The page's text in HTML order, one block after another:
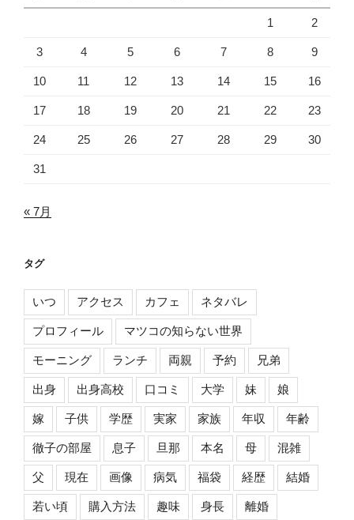
1 2
3 4 5 6 7 8 9
10 11 12 13 14 15 16
17 18 19 20 21 22 23
24 25 26 27 28 29 30
31
« 7月
タグ
いつ アクセス カフェ ネタバレ
プロフィール マツコの知らない世界
モーニング ランチ 両親 予約 兄弟
出身 出身高校 口コミ 大学 妹 娘
嫁 子供 学歴 実家 家族 年収 年齢
徹子の部屋 息子 旦那 本名 母 混雑
父 現在 画像 病気 福袋 経歴 結婚
若い頃 購入方法 趣味 身長 離婚